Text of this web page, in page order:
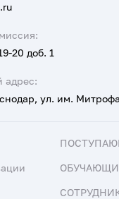
адрес:
ул. им.
20 доб. 1